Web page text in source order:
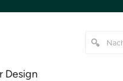
Design